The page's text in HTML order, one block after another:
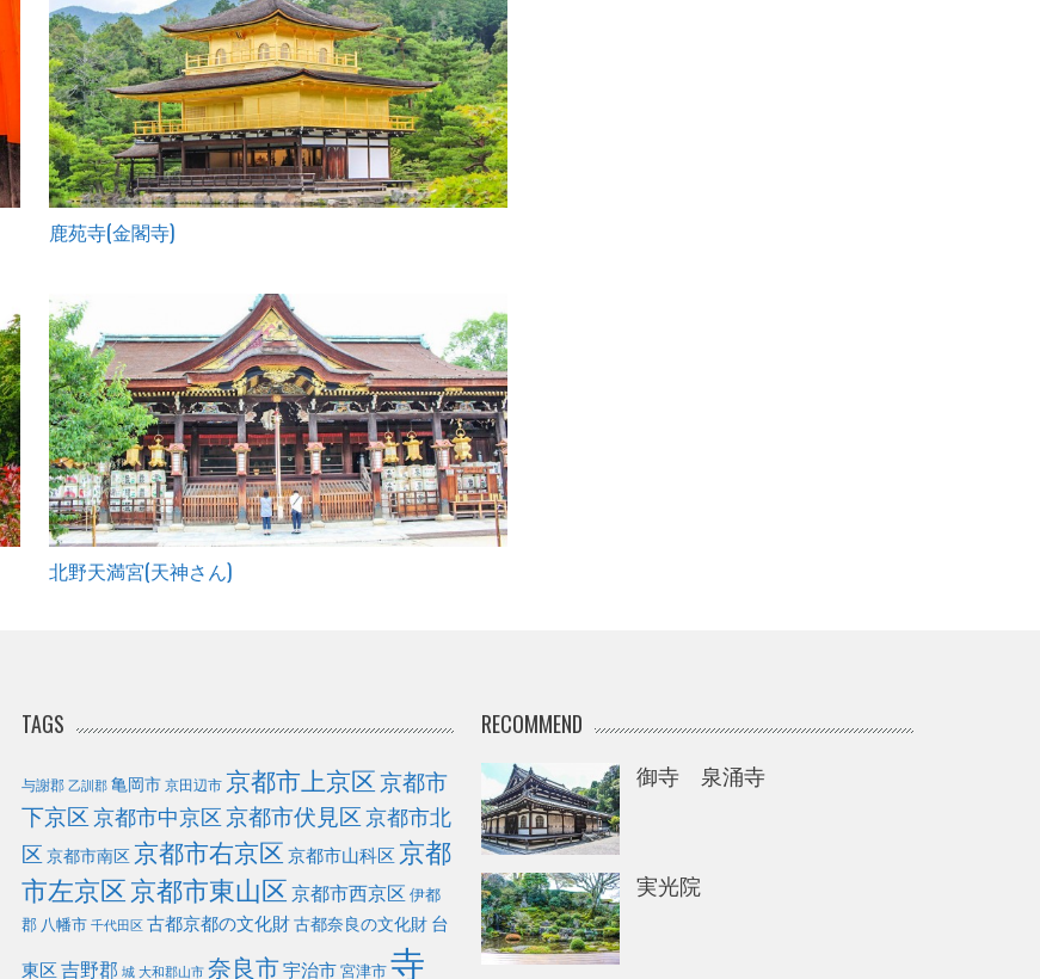
鹿苑寺(金閣寺)
北野天満宮(天神さん)
TAGS
与謝郡 乙訓郡 亀岡市 京田辺市 京都市上京区京都市
下京区京都市中京区京都市伏見区京都市北
区 京都市南区 京都市右京区 京都市山科区 京都
市左京区京都市東山区 京都市西京区 伊都
郡 八幡市 千代田区 古都京都の文化財古都奈良の文化財 台
東区 吉野郡 城 大和郡山市 奈良市宇治市 宮津市 寺
RECOMMEND
御寺 泉涌寺
実光院